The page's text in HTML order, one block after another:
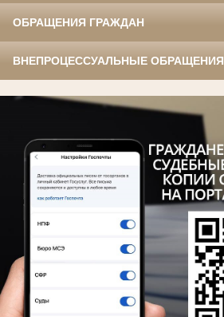
ОБРАЩЕНИЯ ГРАЖДАН
ВНЕПРОЦЕССУАЛЬНЫЕ ОБРАЩЕНИЯ